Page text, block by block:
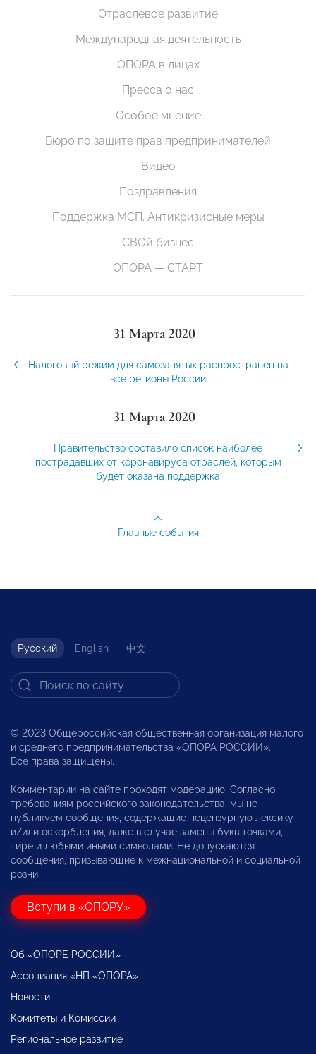
Отраслевое развитие
Международная деятельность
ОПОРА в лицах
Пресса о нас
Особое мнение
Бюро по защите прав предпринимателей
Видео
Поздравления
Поддержка МСП. Антикризисные меры
СВОй бизнес
ОПОРА — СТАРТ
31 Марта 2020
Налоговый режим для самозанятых распространен на
все регионы России
31 Марта 2020
Правительство составило список наиболее
пострадавших от коронавируса отраслей, которым
будет оказана поддержка
Главные события
Русский English 中文
© 2023 Общероссийская общественная организация малого
и среднего предпринимательства «ОПОРА РОССИИ».
Все права защищены.
Комментарии на сайте проходят модерацию. Согласно
требованиям российского законодательства, мы не
публикуем сообщения, содержащие нецензурную лексику
и/или оскорбления, даже в случае замены букв точками,
тире и любыми иными символами. Не допускаются
сообщения, призывающие к межнациональной и социальной
розни.
Вступи в «ОПОРУ»
Об «ОПОРЕ РОССИИ»
Ассоциация «НП «ОПОРА»
Новости
Комитеты и Комиссии
Региональное развитие